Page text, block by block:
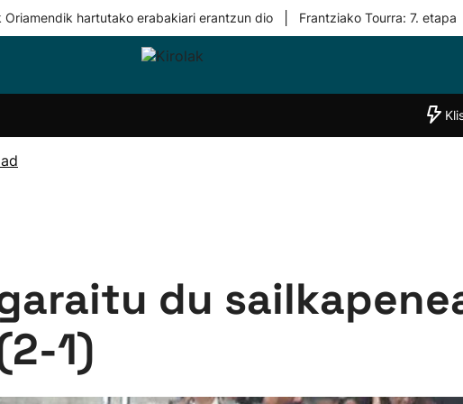
Oriamendik hartutako erabakiari erantzun dio Frantziako Tourra: 7. etapa
Taldeak
du
1)